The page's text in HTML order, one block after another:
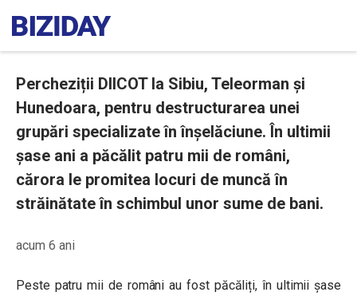
Percheziții DIICOT la Sibiu, Teleorman și
Hunedoara, pentru destructurarea unei
grupări specializate în înșelăciune. În ultimii
șase ani a păcălit patru mii de români,
cărora le promitea locuri de muncă în
străinătate în schimbul unor sume de bani.
acum 6 ani
Peste patru mii de români au fost păcăliți, în ultimii șase